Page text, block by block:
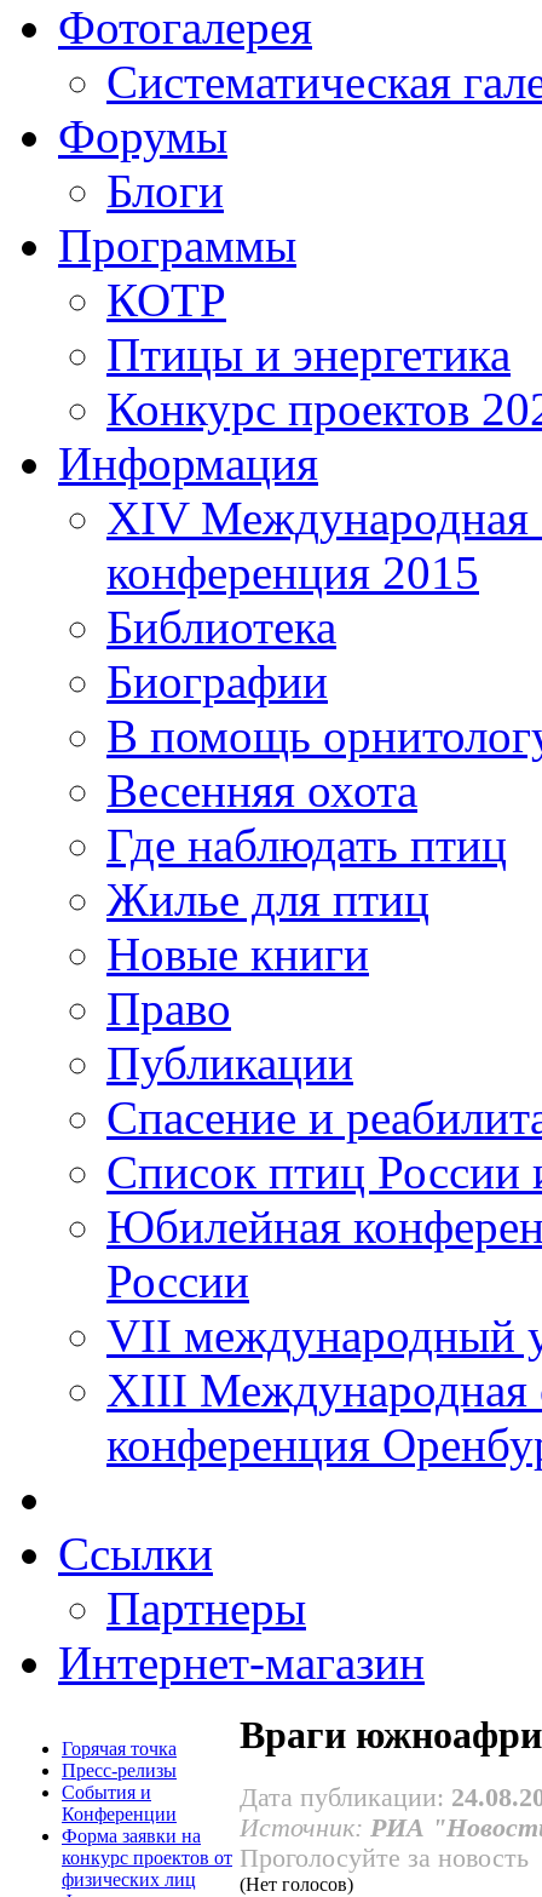
Фотогалерея
Систематическая
Форумы
Блоги
Программы
КОТР
Птицы и энергетика
Конкурс проектов
Информация
XIV Международная
конференция 2015
Библиотека
Биографии
В помощь
Весенняя охота
Где наблюдать птиц
Жилье для птиц
Новые книги
Право
Публикации
Спасение и
Список птиц России
Юбилейная
России
VII международный
XIII Международная
конференция
Ссылки
Партнеры
Интернет-магазин
Горячая точка
Пресс-релизы
События и
Конференции
Форма заявки на
конкурс проектов от
физических лиц
Враги
Дата публикации:
Источник: РИА
Проголосуйте за новость
(Нет голосов)